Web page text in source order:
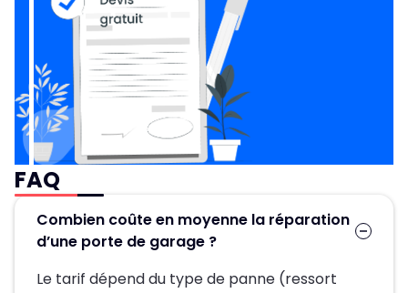
FAQ
Combien coûte en moyenne la réparation
d’une porte de garage ?
Le tarif dépend du type de panne (ressort